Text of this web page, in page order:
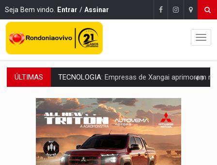
Seja Bem vindo. Entrar / Assinar
ÚLTIMAS PROTEGE A TERRA:China descobre como explodir asteroide com bomba
VÍDEO:Motociclista morre após bater na traseira de
PARECE UM NUGGET:Essa receita com frango virou o meu
EMPREENDEDORISMO:7 negócios que podem começar com pouco dinheiro e
GIGANTE DA AMÉRICA:Brasil reúne dimensão continental e posição